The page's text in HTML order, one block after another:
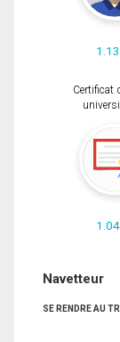
Certificat
Navetteur
SE RENDRE AU